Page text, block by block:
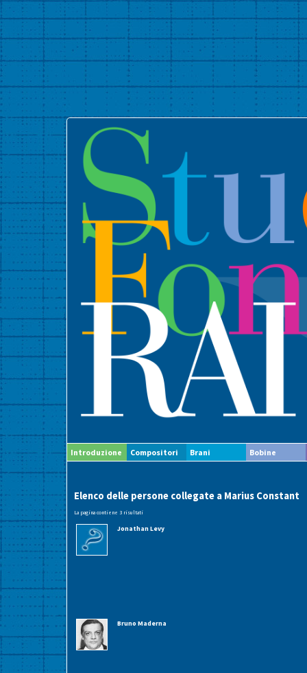
Introduzione Compositori Brani Bobine
Elenco delle persone collegate a Marius Constant
La pagina contiene 3 risultati
Jonathan Levy
Bruno Maderna